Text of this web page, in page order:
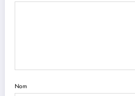
Nom